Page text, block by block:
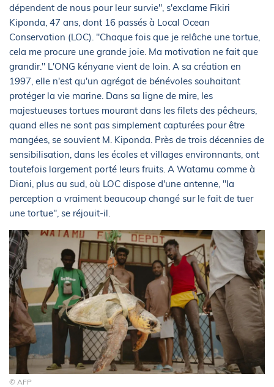
dépendent de nous pour leur survie", s'exclame Fikiri
Kiponda, 47 ans, dont 16 passés à Local Ocean
Conservation (LOC). "Chaque fois que je relâche une tortue,
cela me procure une grande joie. Ma motivation ne fait que
grandir." L'ONG kényane vient de loin. A sa création en
1997, elle n'est qu'un agrégat de bénévoles souhaitant
protéger la vie marine. Dans sa ligne de mire, les
majestueuses tortues mourant dans les filets des pêcheurs,
quand elles ne sont pas simplement capturées pour être
mangées, se souvient M. Kiponda. Près de trois décennies de
sensibilisation, dans les écoles et villages environnants, ont
toutefois largement porté leurs fruits. A Watamu comme à
Diani, plus au sud, où LOC dispose d'une antenne, "la
perception a vraiment beaucoup changé sur le fait de tuer
une tortue", se réjouit-il.
© AFP